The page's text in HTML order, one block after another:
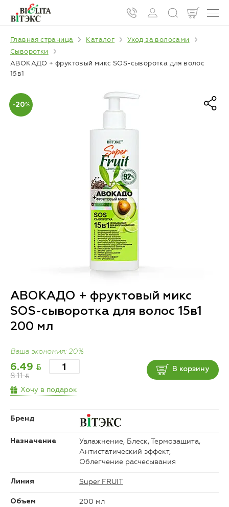
Главная страница Каталог
Уход за волосами
Сыворотки
АВОКАДО + фруктовый микс SOS-сыворотка для волос
15в1
-20%
АВОКАДО + фруктовый микс
SOS-сыворотка для волос 15в1
200 мл
Ваша экономия: 20%
6.49 BYN
8.11BYN
В корзину
Хочу в подарок
Бренд
Назначение
Увлажнение, Блеск, Термозащита,
Антистатический эффект,
Облегчение расчесывания
Линия Super FRUIT
Объем 200 мл